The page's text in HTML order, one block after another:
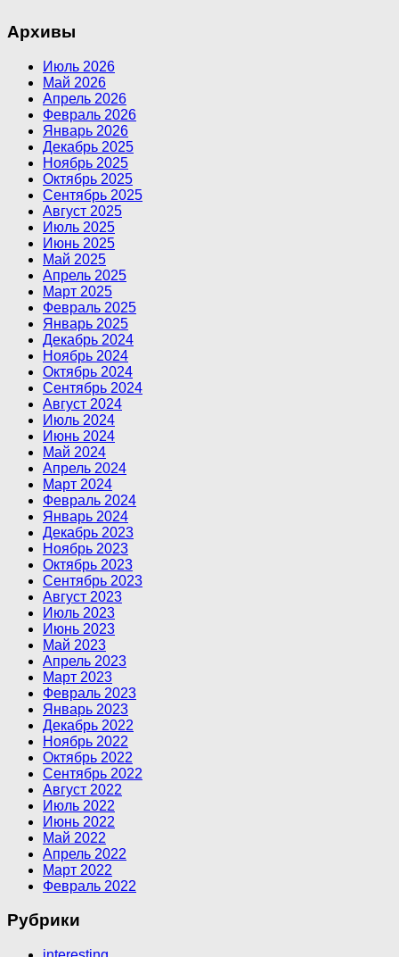
Архивы
Июль 2026
Май 2026
Апрель 2026
Февраль 2026
Январь 2026
Декабрь 2025
Ноябрь 2025
Октябрь 2025
Сентябрь 2025
Август 2025
Июль 2025
Июнь 2025
Май 2025
Апрель 2025
Март 2025
Февраль 2025
Январь 2025
Декабрь 2024
Ноябрь 2024
Октябрь 2024
Сентябрь 2024
Август 2024
Июль 2024
Июнь 2024
Май 2024
Апрель 2024
Март 2024
Февраль 2024
Январь 2024
Декабрь 2023
Ноябрь 2023
Октябрь 2023
Сентябрь 2023
Август 2023
Июль 2023
Июнь 2023
Май 2023
Апрель 2023
Март 2023
Февраль 2023
Январь 2023
Декабрь 2022
Ноябрь 2022
Октябрь 2022
Сентябрь 2022
Август 2022
Июль 2022
Июнь 2022
Май 2022
Апрель 2022
Март 2022
Февраль 2022
Рубрики